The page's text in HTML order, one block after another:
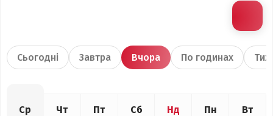
Сьогодні Завтра Вчора По годинах
Ср Чт Пт Сб Нд Пн Вт